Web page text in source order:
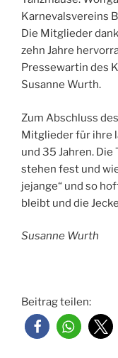
Karnevalsvereins
Die Mitglieder
zehn Jahre
Pressewartin des
Susanne Wurth.
Zum Abschluss
Mitglieder für ihre
und 35 Jahren.
stehen fest und
jejange“ und so
bleibt und die
Susanne Wurth
Beitrag teilen: